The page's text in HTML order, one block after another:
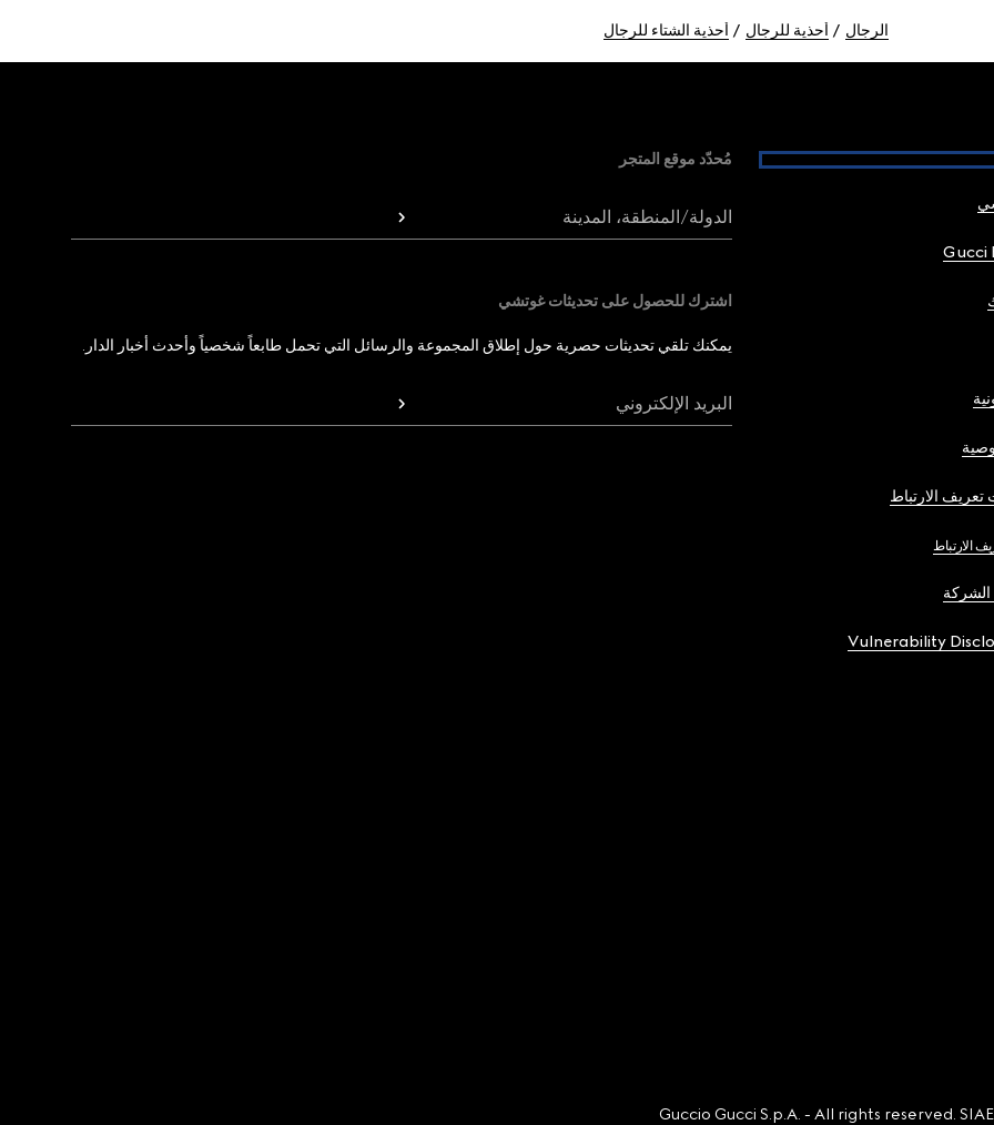
الرجال أحذية للرجال أحذية الشتاء للرجال
Gucci
الارتباط
الارتباط
Vulnerability
مُحدّد موقع المتجر
الدولة/المنطقة، المدينة
اشترك للحصول على تحديثات غوتشي
يمكنك تلقي تحديثات حصرية حول إطلاق المجموعة والرسائل التي تحمل طابعاً شخصياً وأحدث أخبار الدار.
البريد الإلكتروني